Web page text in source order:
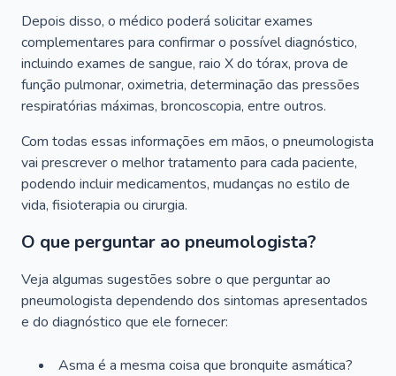
Depois disso, o médico poderá solicitar exames
complementares para confirmar o possível diagnóstico,
incluindo exames de sangue, raio X do tórax, prova de
função pulmonar, oximetria, determinação das pressões
respiratórias máximas, broncoscopia, entre outros.
Com todas essas informações em mãos, o pneumologista
vai prescrever o melhor tratamento para cada paciente,
podendo incluir medicamentos, mudanças no estilo de
vida, fisioterapia ou cirurgia.
O que perguntar ao pneumologista?
Veja algumas sugestões sobre o que perguntar ao
pneumologista dependendo dos sintomas apresentados
e do diagnóstico que ele fornecer:
Asma é a mesma coisa que bronquite asmática?